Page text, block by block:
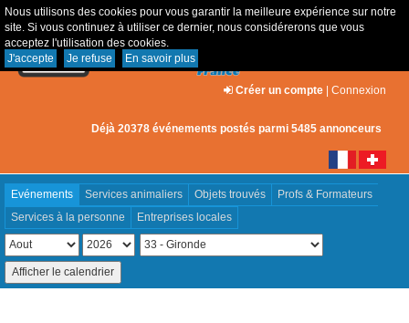
Nous utilisons des cookies pour vous garantir la meilleure expérience sur notre
site. Si vous continuez à utiliser ce dernier, nous considérerons que vous
acceptez l'utilisation des cookies.
J'accepte
Je refuse En savoir plus
Créer un compte | Connexion
Déjà 20378 événements postés parmi 5485 annonceurs
Evénements Services animaliers Objets trouvés
Profs & Formateurs
Services à la personne
Entreprises locales